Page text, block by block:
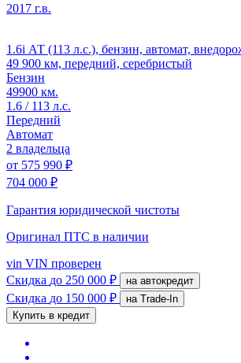
2017 г.в.
1.6i АТ (113 л.с.), бензин, автомат,
49 900 км, передний, серебристый
Бензин
49900 км.
1.6 / 113 л.с.
Передний
Автомат
2 владельца
от 575 990 ₽
704 000 ₽
Гарантия юридической чистоты
Оригинал ПТС в наличии
vin VIN проверен
Скидка до 250 000 ₽ на автокредит
Скидка до 150 000 ₽
на Trade-In
Купить в кредит